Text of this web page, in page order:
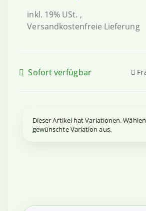
inkl. 19% USt. ,
Versandkostenfreie Lieferung
Sofort verfügbar
x
Dieser Artikel hat Variationen.
gewünschte Variation aus.